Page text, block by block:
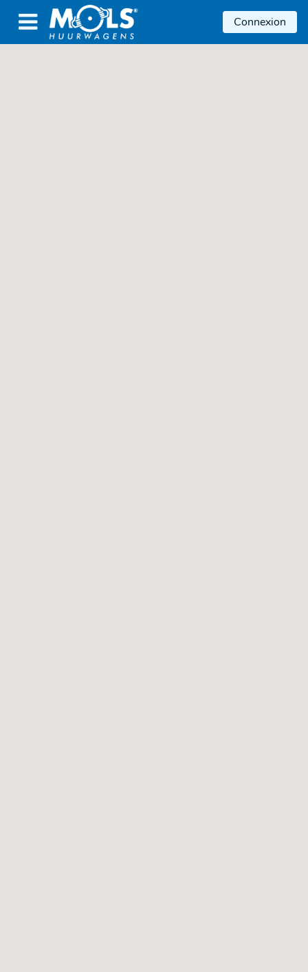
 Connexion